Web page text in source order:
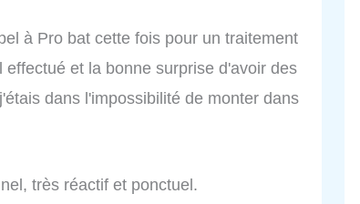
à Pro bat cette fois pour un traitement
et la bonne surprise d'avoir des
dans l'impossibilité de monter dans
très réactif et ponctuel.